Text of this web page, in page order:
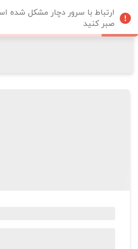
ارتباط با سرور دچار مشکل شده
صبر کنید